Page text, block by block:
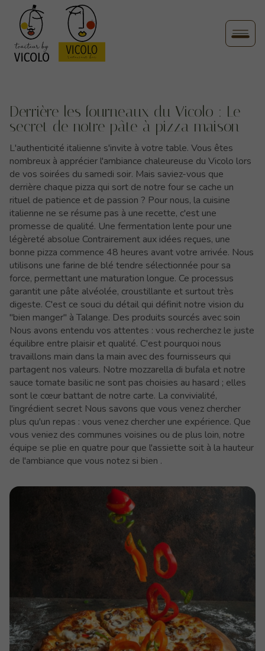
Derrière les fourneaux du Vicolo : Le
secret de notre pâte à pizza maison
L'authenticité italienne s'invite à votre table. Vous êtes
nombreux à apprécier l'ambiance chaleureuse du Vicolo lors
de vos soirées du samedi soir. Mais saviez-vous que
derrière chaque pizza qui sort de notre four se cache un
rituel de patience et de passion ? Pour nous, la cuisine
italienne ne se résume pas à une recette, c'est une
promesse de qualité. Une fermentation lente pour une
légèreté absolue Contrairement aux idées reçues, une
bonne pizza commence 48 heures avant votre arrivée. Nous
utilisons une farine de blé tendre sélectionnée pour sa
force, permettant une maturation longue. Ce processus
garantit une pâte alvéolée, croustillante et surtout très
digeste. C'est ce souci du détail qui définit notre vision du
"bien manger" à Talange. Des produits sourcés avec soin
Nous avons entendu vos attentes : vous recherchez le juste
équilibre entre plaisir et qualité. C'est pourquoi nous
travaillons main dans la main avec des fournisseurs qui
partagent nos valeurs. Notre mozzarella di bufala et notre
sauce tomate basilic ne sont pas choisies au hasard ; elles
sont le cœur battant de notre carte. La convivialité,
l'ingrédient secret Nous savons que vous venez chercher
plus qu'un repas : vous venez chercher une expérience. Que
vous veniez des communes voisines ou de plus loin, notre
équipe se plie en quatre pour que l'assiette soit à la hauteur
de l'ambiance que vous notez si bien .